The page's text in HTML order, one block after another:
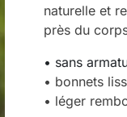
naturelle et
près du
• sans
• bonnets
• léger